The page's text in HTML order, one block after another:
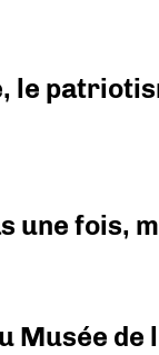
le
une fois,
Musée de